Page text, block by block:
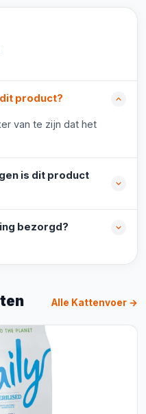
product?
van te zijn dat het
is dit product
bezorgd?
Alle Kattenvoer →